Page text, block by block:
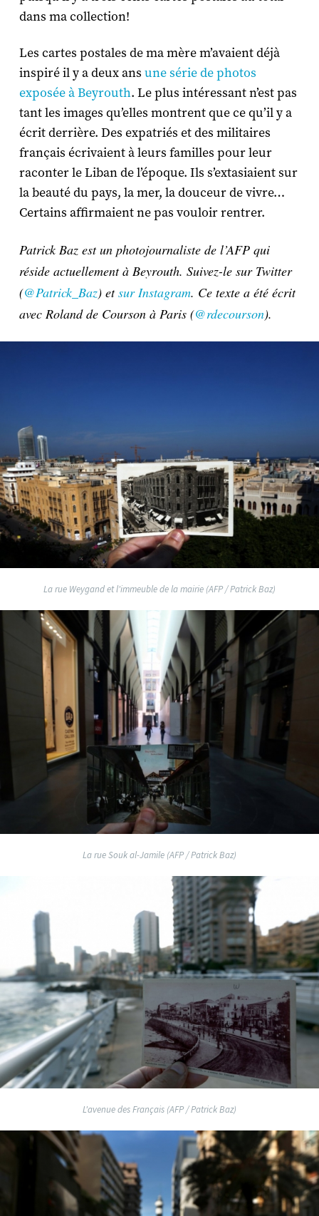
dans ma collection!
Les cartes postales de ma mère m’avaient déjà
inspiré il y a deux ans une série de photos
exposée à Beyrouth. Le plus intéressant n’est pas
tant les images qu’elles montrent que ce qu’il y a
écrit derrière. Des expatriés et des militaires
français écrivaient à leurs familles pour leur
raconter le Liban de l’époque. Ils s’extasiaient sur
la beauté du pays, la mer, la douceur de vivre…
Certains affirmaient ne pas vouloir rentrer.
Patrick Baz est un photojournaliste de l’AFP qui
réside actuellement à Beyrouth. Suivez-le sur Twitter
(@Patrick_Baz) etsur Instagram. Ce texte a été écrit
avec Roland de Courson à Paris (@rdecourson).
La rue Weygand et l'immeuble de la mairie (AFP / Patrick Baz)
La rue Souk al-Jamile (AFP / Patrick Baz)
L'avenue des Français (AFP / Patrick Baz)